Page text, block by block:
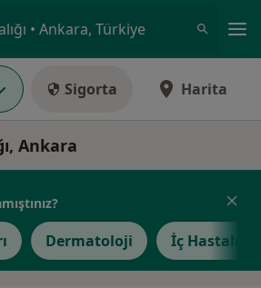
• Ankara, Türkiye
Sigorta Harita
Ankara
Dermatoloji İç